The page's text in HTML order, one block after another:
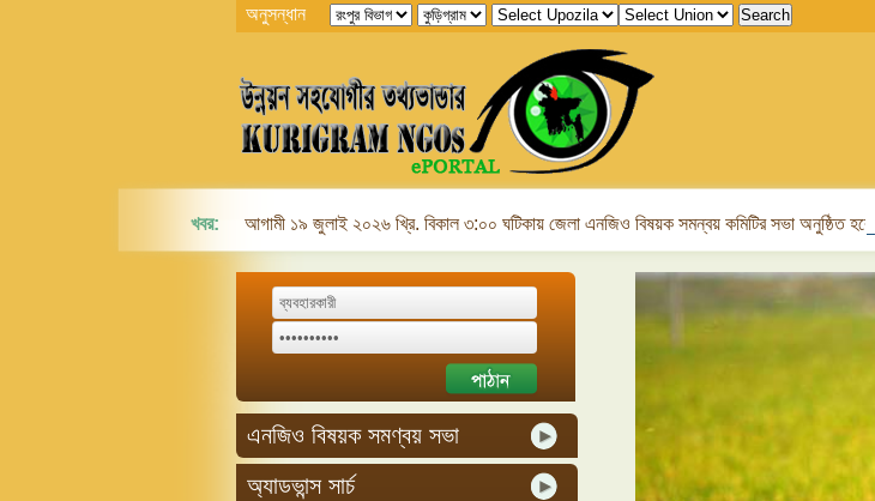
অনুসন্ধান
খবর: আগামী ১৯ জুলাই ২০২৬ খ্রি. বিকাল ৩:০০ ঘটিকায় জেলা এনজিও বিষয়ক সমন্বয় কমিটির সভা অনুষ্ঠিত হবে।
এনজিও বিষয়ক সমণ্বয় সভা
অ্যাডভান্স সার্চ